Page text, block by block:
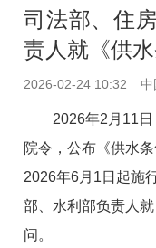
司法部、住
责人就《供
2026-02-24 10:32 中
2026年2月11
院令，公布《供水
2026年6月1日起施
部、水利部负责人
问。